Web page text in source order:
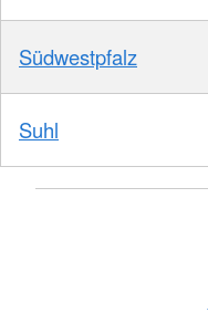
Südwestpfalz
Suhl